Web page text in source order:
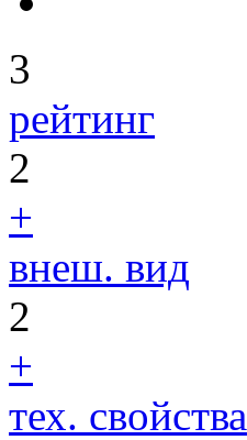
3
рейтинг
2
+
внеш. вид
2
+
тех. свойства